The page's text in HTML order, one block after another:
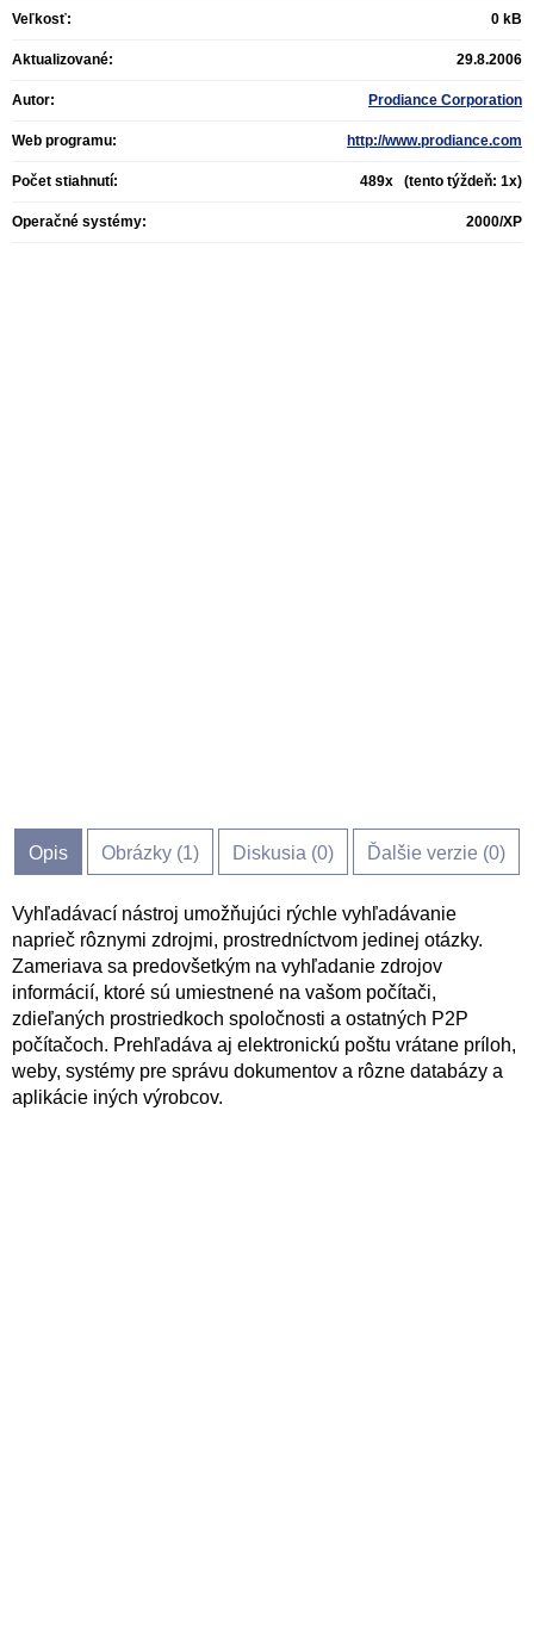
Veľkosť: 0 kB
Aktualizované: 29.8.2006
Autor: Prodiance Corporation
Web programu: http://www.prodiance.com
Počet stiahnutí: 489x (tento týždeň: 1x)
Operačné systémy: 2000/XP
Opis Obrázky (1) Diskusia (0) Ďalšie verzie (0)
Vyhľadávací nástroj umožňujúci rýchle vyhľadávanie
naprieč rôznymi zdrojmi, prostredníctvom jedinej otázky.
Zameriava sa predovšetkým na vyhľadanie zdrojov
informácií, ktoré sú umiestnené na vašom počítači,
zdieľaných prostriedkoch spoločnosti a ostatných P2P
počítačoch. Prehľadáva aj elektronickú poštu vrátane príloh,
weby, systémy pre správu dokumentov a rôzne databázy a
aplikácie iných výrobcov.